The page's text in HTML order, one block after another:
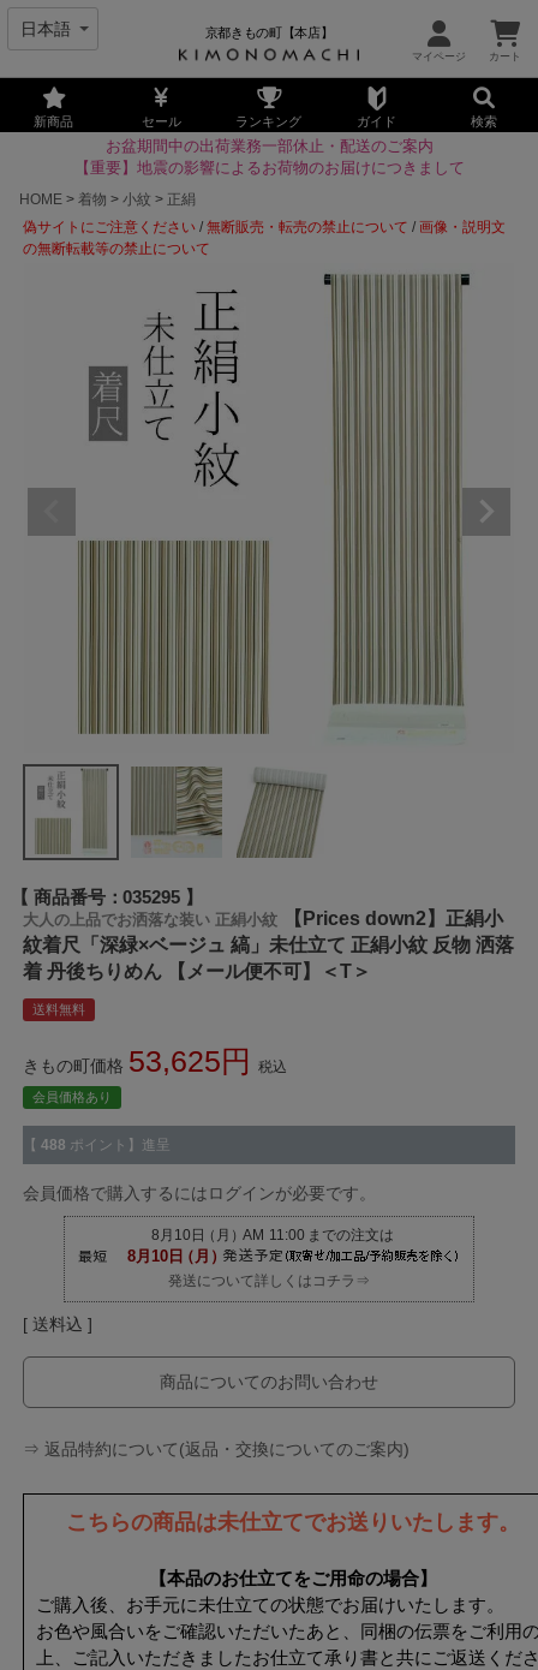
京都きもの町【本店】
新商品 セール ランキング ガイド 検索
お盆期間中の出荷業務一部休止・配送のご案内
【重要】地震の影響によるお荷物のお届けにつきまして
HOME
着物 小紋
正絹
偽サイトにご注意ください /無断販売・転売の禁止について /画像・説明文
の無断転載等の禁止について
商品番号 035295
大人の上品でお洒落な装い 正絹小紋
【Prices down2】正絹小
紋着尺「深緑×ベージュ 縞」未仕立て 正絹小紋 反物 洒落
着 丹後ちりめん 【メール便不可】＜T＞
送料無料
きもの町価格 53,625 税込
会員価格あり
【 488 ポイント】進呈
会員価格で購入するにはログインが必要です。
発送について詳しくはコチラ⇒
送料込
商品についてのお問い合わせ
⇒ 返品特約について(返品・交換についてのご案内)
こちらの商品は未仕立てでお送りいたします。
【本品のお仕立てをご用命の場合】
ご購入後、お手元に未仕立ての状態でお届けいたします。
お色や風合いをご確認いただいたあと、同梱の伝票をご利用
上、ご記入いただきましたお仕立て承り書と共にご返送くだ